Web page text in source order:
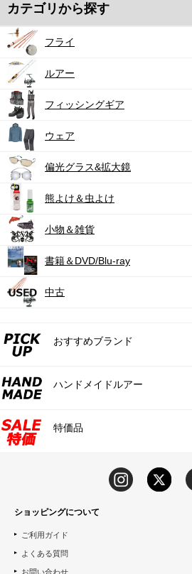
カテゴリから探す
フライ
ルアー
フィッシングギア
ウェア
偏光グラス&拡大鏡
熊よけ＆虫よけ
小物＆雑貨
書籍＆DVD/Blu-ray
中古
おすすめブランド
ハンドメイドルアー
特価品
ショッピングについて
ご利用ガイド
よくある質問
お問い合わせ